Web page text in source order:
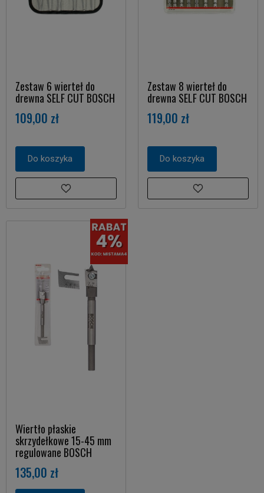
Zestaw 6 wierteł do
drewna SELF CUT BOSCH
109,00 zł
Do koszyka
Zestaw 8 wierteł do
drewna SELF CUT BOSCH
119,00 zł
Do koszyka
Wiertło płaskie
skrzydełkowe 15-45 mm
regulowane BOSCH
135,00 zł